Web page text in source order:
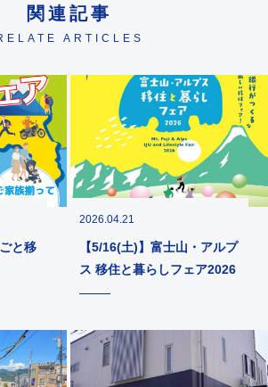
関連記事
ARTICLES
と移
2026.04.21
【5/16(土)】富士山・アルプ
ス 移住と暮らしフェア2026